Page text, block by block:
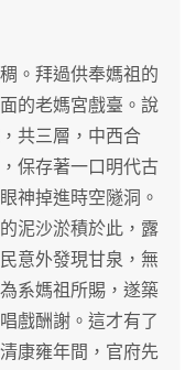
。拜過供奉媽祖的
的老媽宮戲臺。說
共三層，中西合
保存著一口明代古
神掉進時空隧洞。
泥沙淤積於此，露
意外發現甘泉，無
系媽祖所賜，遂築
戲酬謝。這才有了
康雍年間，官府先